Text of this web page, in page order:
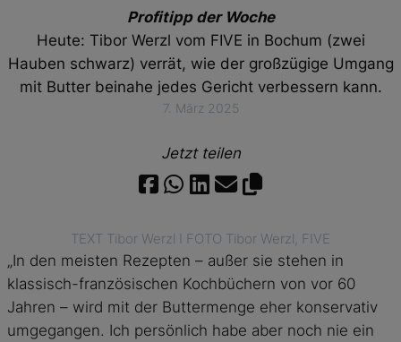
Profitipp der Woche
Heute: Tibor Werzl vom FIVE in Bochum (zwei
Hauben schwarz) verrät, wie der großzügige Umgang
mit Butter beinahe jedes Gericht verbessern kann.
7. März 2025
Jetzt teilen
TEXT Tibor Werzl I FOTO Tibor Werzl, FIVE
„In den meisten Rezepten – außer sie stehen in
klassisch-französischen Kochbüchern von vor 60
Jahren – wird mit der Buttermenge eher konservativ
umgegangen. Ich persönlich habe aber noch nie ein